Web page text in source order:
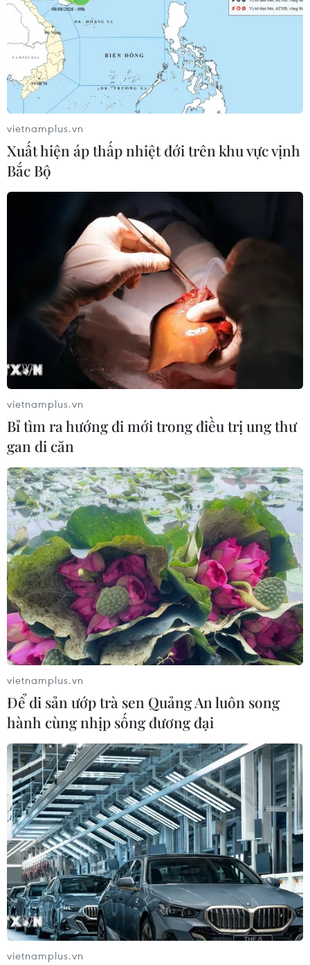
22/12/2022 22:10
Đồng Nai hiện có gần 1.400 dự án đầu tư nước ngoài
với tổng vốn thực hiện hơn 22 tỷ USD. Năm 2022, doanh
nghiệp FDI đóng góp gần 14 tỷ USD giá trị xuất khẩu và
trên 30% thu ngân sách của tỉnh.
vietnamplus.vn
Xuất hiện áp thấp nhiệt đới trên khu vực vịnh
Bắc Bộ
vietnamplus.vn
Bỉ tìm ra hướng đi mới trong điều trị ung thư
gan di căn
vietnamplus.vn
Để di sản ướp trà sen Quảng An luôn song
hành cùng nhịp sống đương đại
vietnamplus.vn